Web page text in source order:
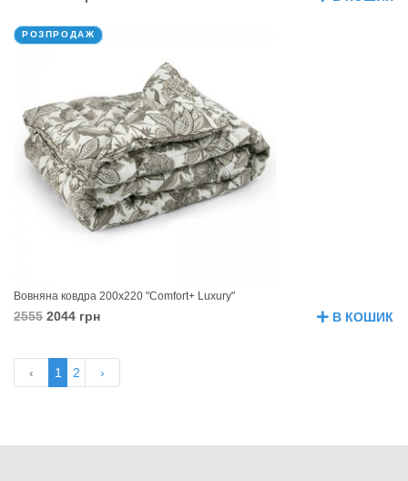
РОЗПРОДАЖ
Вовняна ковдра 200х220 "Comfort+ Luxury"
2555 2044 грн В КОШИК
‹ 1 2 ›